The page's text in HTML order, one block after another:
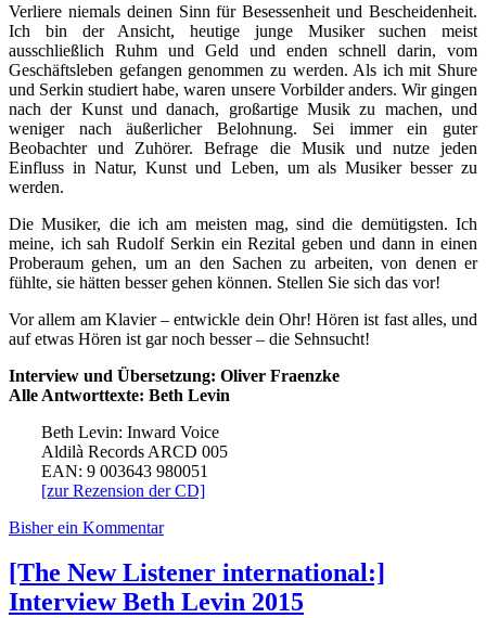
Verliere niemals deinen Sinn für Besessenheit und Bescheidenheit.
Ich bin der Ansicht, heutige junge Musiker suchen meist
ausschließlich Ruhm und Geld und enden schnell darin, vom
Geschäftsleben gefangen genommen zu werden. Als ich mit Shure
und Serkin studiert habe, waren unsere Vorbilder anders. Wir gingen
nach der Kunst und danach, großartige Musik zu machen, und
weniger nach äußerlicher Belohnung. Sei immer ein guter
Beobachter und Zuhörer. Befrage die Musik und nutze jeden
Einfluss in Natur, Kunst und Leben, um als Musiker besser zu
werden.
Die Musiker, die ich am meisten mag, sind die demütigsten. Ich
meine, ich sah Rudolf Serkin ein Rezital geben und dann in einen
Proberaum gehen, um an den Sachen zu arbeiten, von denen er
fühlte, sie hätten besser gehen können. Stellen Sie sich das vor!
Vor allem am Klavier – entwickle dein Ohr! Hören ist fast alles, und
auf etwas Hören ist gar noch besser – die Sehnsucht!
Interview und Übersetzung: Oliver Fraenzke
Alle Antworttexte: Beth Levin
Beth Levin: Inward Voice
Aldilà Records ARCD 005
EAN: 9 003643 980051
[zur Rezension der CD]
Bisher ein Kommentar
[The New Listener international:]
Interview Beth Levin 2015